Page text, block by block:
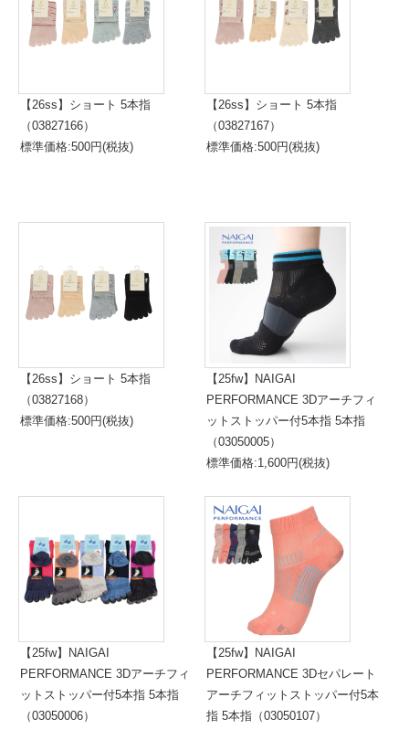
【26ss】ショート 5本指
（03827166）
標準価格:500円(税抜)
【26ss】ショート 5本指
（03827167）
標準価格:500円(税抜)
【26ss】ショート 5本指
（03827168）
標準価格:500円(税抜)
【25fw】NAIGAI
PERFORMANCE 3Dアーチフィ
ットストッパー付5本指 5本指
（03050005）
標準価格:1,600円(税抜)
【25fw】NAIGAI
PERFORMANCE 3Dアーチフィ
ットストッパー付5本指 5本指
（03050006）
【25fw】NAIGAI
PERFORMANCE 3Dセパレート
アーチフィットストッパー付5本
指 5本指（03050107）